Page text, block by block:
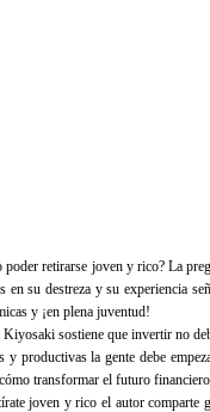
poder retirarse joven y rico? La
en su destreza y su experiencia
y ¡en plena juventud!
sostiene que invertir no
y productivas la gente debe
transformar el futuro
joven y rico el autor comparte